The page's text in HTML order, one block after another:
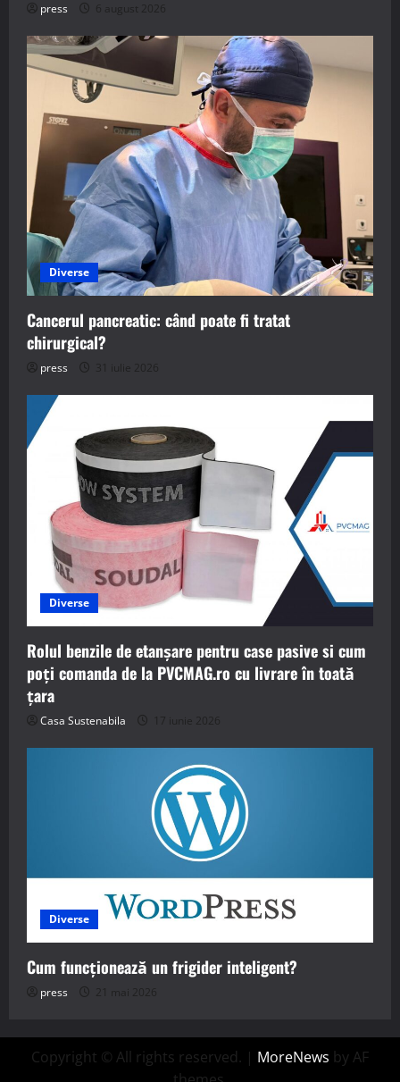
press 6 august 2026
Diverse
Cancerul pancreatic: când poate fi tratat
chirurgical?
press 31 iulie 2026
Diverse
Rolul benzile de etanșare pentru case pasive si cum
poți comanda de la PVCMAG.ro cu livrare în toată
țara
Casa Sustenabila 17 iunie 2026
Diverse
Cum funcționează un frigider inteligent?
press 21 mai 2026
Copyright © All rights reserved. | MoreNews by AF